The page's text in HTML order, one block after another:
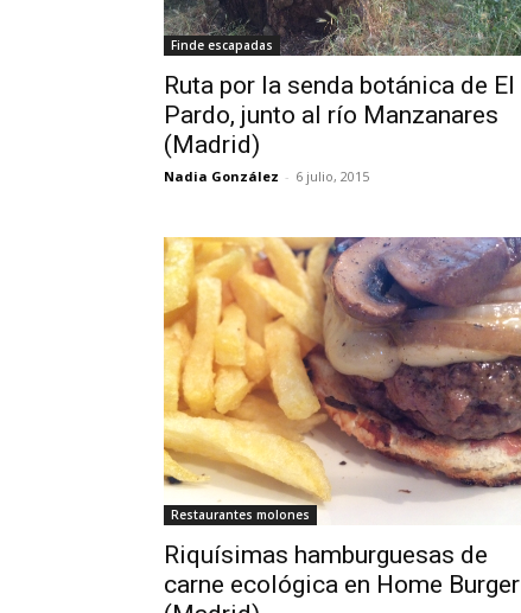
Finde escapadas
Ruta por la senda botánica de El
Pardo, junto al río Manzanares
(Madrid)
Nadia González - 6 julio, 2015
Restaurantes molones
Riquísimas hamburguesas de
carne ecológica en Home Burger